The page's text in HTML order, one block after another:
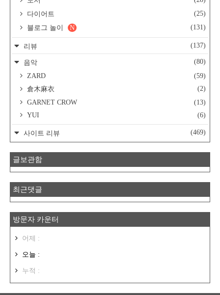
다이어트
(25)
블로그 놀이
(131)
N
리뷰 (137)
음악
(80)
ZARD
(59)
倉木麻衣
(2)
GARNET CROW
(13)
YUI
(6)
사이트 리뷰 (469)
글보관함
최근댓글
방문자 카운터
어제 :
오늘 :
누적 :